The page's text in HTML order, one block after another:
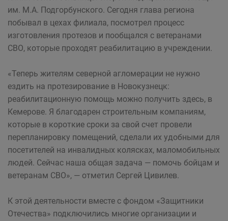
им. М.А. Подгорбунского. Сегодня глава региона
побывал в цехах филиала, посмотрел процесс
изготовления протезов и пообщался с ветеранами
СВО, которые проходят реабилитацию в учреждении.
«Теперь жителям северной агломерации не нужно
ездить на протезирование в Новокузнецк:
реабилитационную помощь можно получить здесь, в
Кемерове. Я благодарен строительным компаниям,
которые в короткие сроки за свой счет провели
перепланировку помещений, сделали их удобными для
посетителей на инвалидных колясках, маломобильных
людей. Сейчас наша общая задача — помочь бойцам и
ветеранам СВО», — отметил Сергей Цивилев.
К этой деятельности вместе с фондом «Защитники
Отечества» подключились многие организации и